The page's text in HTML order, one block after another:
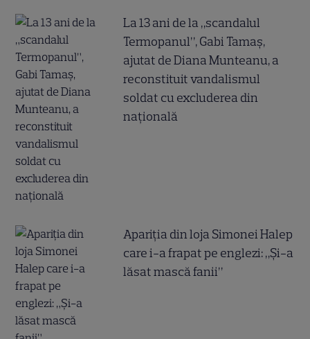
La 13 ani de la „scandalul
Termopanul”, Gabi Tamaș,
ajutat de Diana Munteanu, a
reconstituit vandalismul
soldat cu excluderea din
națională
Apariția din loja Simonei Halep
care i-a frapat pe englezi: „Și-a
lăsat mască fanii”